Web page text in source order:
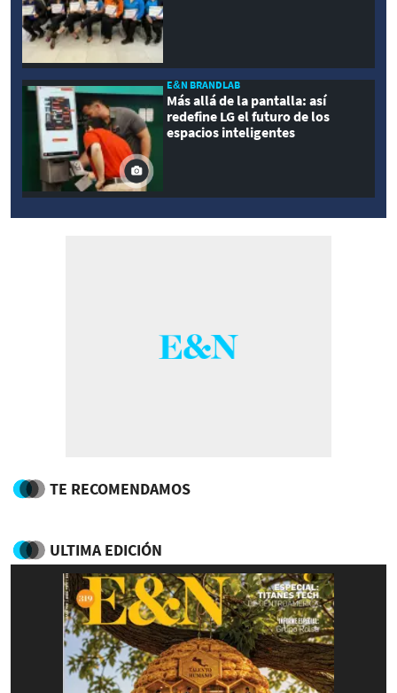
E&N BRANDLAB
Más allá de la pantalla: así
redefine LG el futuro de los
espacios inteligentes
TE RECOMENDAMOS
ULTIMA EDICIÓN